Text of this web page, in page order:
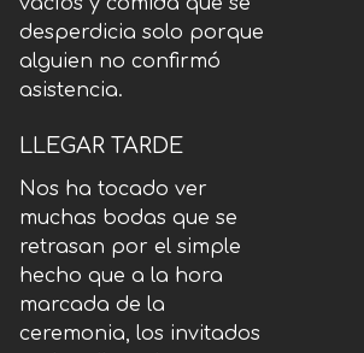
desperdicia solo porque
alguien no confirmó
asistencia.
LLEGAR TARDE
Nos ha tocado ver
muchas bodas que se
retrasan por el simple
hecho que a la hora
marcada de la
ceremonia, los invitados